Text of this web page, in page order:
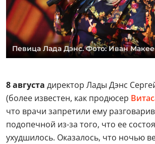
Певица Лада Дэнс. Фото: Иван
8 августа директор Лады Дэнс
(более известен, как продюсер
что врачи запретили ему
подопечной из-за того, что ее
ухудшилось. Оказалось, что ночью